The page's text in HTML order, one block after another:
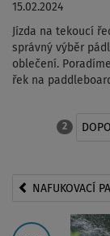
15.02.2024
Jízda na tekoucí
správný výběr
oblečení.
řek na
2
NAFUKOVACÍ